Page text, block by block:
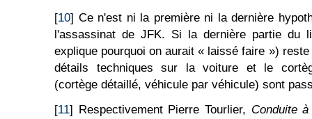
[10] Ce n'est ni la première ni la dernière
l'assassinat de JFK. Si la dernière partie du
explique pourquoi on aurait « laissé faire »)
détails techniques sur la voiture et le
(cortège détaillé, véhicule par véhicule) sont
[11] Respectivement Pierre Tourlier, Conduite